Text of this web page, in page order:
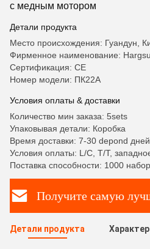
с медным мотором
Детали продукта
Место происхождения: Гуандун,
Фирменное наименование:
Сертификация: CE
Номер модели: ПК22А
Условия оплаты & доставки
Количество мин заказа: 5sets
Упаковывая детали: Коробка
Время доставки: 7-30 depond дней
Условия оплаты: L/C, T/T,
Поставка способности: 1000
Получите самую
Детали продукта